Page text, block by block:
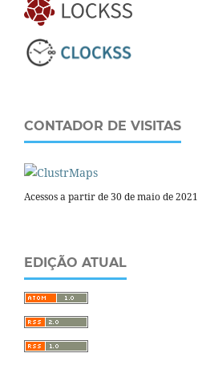
CONTADOR DE VISITAS
Acessos a partir de 30 de maio de 2021
EDIÇÃO ATUAL